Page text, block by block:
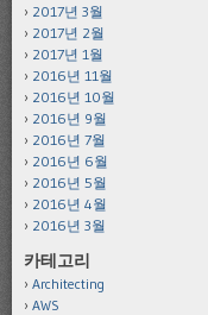
2017년 3월
2017년 2월
2017년 1월
2016년 11월
2016년 10월
2016년 9월
2016년 7월
2016년 6월
2016년 5월
2016년 4월
2016년 3월
카테고리
Architecting
AWS